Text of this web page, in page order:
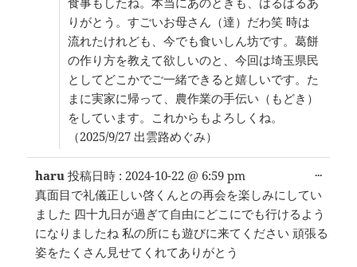
りがとう。すごいお母さん（達）だわ笑 時は
流れたけれども、今でも食いしん坊です。葛餅
の作り方を教えて欲しいのと、今回は埼玉県民
としてどこかでご一緒できると嬉しいです。た
まに実家に帰って、農作業の手伝い（もどき）
をしています。これからもよろしくね。
（2025/9/27 出雲路めぐみ）
haru投稿日時 : 2024-10-22 @ 6:59 pm
真面目で礼儀正しい啓くんとの再会を楽しみにしてい
ました 四十九日が過ぎて自由にどこにでも行けるよう
になりましたね 私の所にも遊びに来てください 頑張る
姿をたくさん見せてくれてありがとう
...こ
メ
タ
ボ
ッ